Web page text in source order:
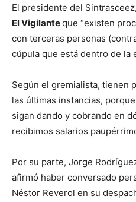
El presidente del
El Vigilanteque “existen
con terceras personas
cúpula que está dentro de la
Según el gremialista, tienen
las últimas instancias,
sigan dando y cobrando en
recibimos salarios
Por su parte, Jorge
afirmó haber conversado
Néstor Reverol en su